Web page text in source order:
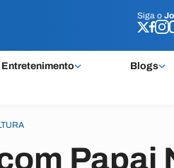
Siga o
Entretenimento Blogs
Siga o
Papai